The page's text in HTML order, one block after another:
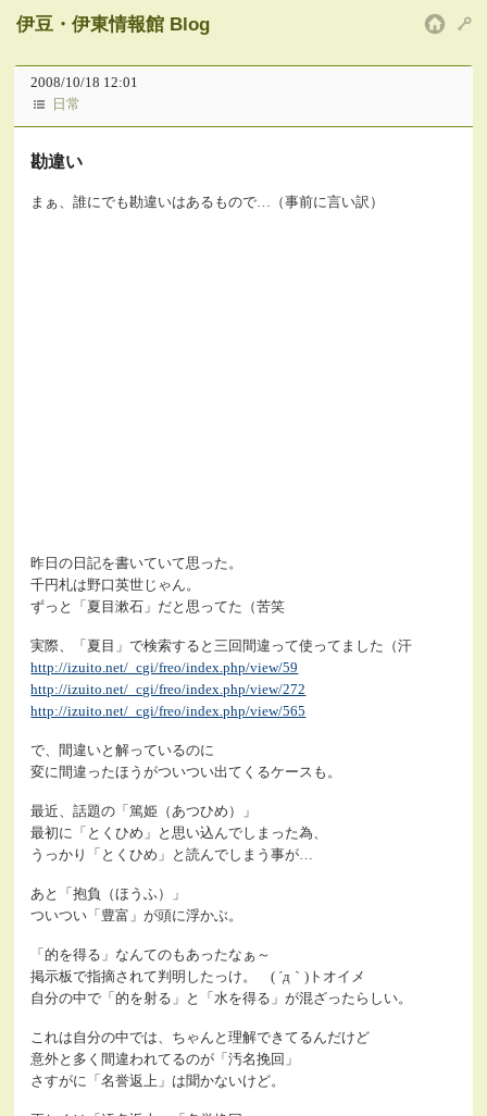
伊豆・伊東情報館 Blog
2008/10/18 12:01
日常
勘違い
まぁ、誰にでも勘違いはあるもので…（事前に言い訳）
昨日の日記を書いていて思った。
千円札は野口英世じゃん。
ずっと「夏目漱石」だと思ってた（苦笑
実際、「夏目」で検索すると三回間違って使ってました（汗
http://izuito.net/_cgi/freo/index.php/view/59
http://izuito.net/_cgi/freo/index.php/view/272
http://izuito.net/_cgi/freo/index.php/view/565
で、間違いと解っているのに
変に間違ったほうがついつい出てくるケースも。
最近、話題の「篤姫（あつひめ）」
最初に「とくひめ」と思い込んでしまった為、
うっかり「とくひめ」と読んでしまう事が…
あと「抱負（ほうふ）」
ついつい「豊富」が頭に浮かぶ。
「的を得る」なんてのもあったなぁ～
掲示板で指摘されて判明したっけ。 ( ´д｀)トオイメ
自分の中で「的を射る」と「水を得る」が混ざったらしい。
これは自分の中では、ちゃんと理解できてるんだけど
意外と多く間違われてるのが「汚名挽回」
さすがに「名誉返上」は聞かないけど。